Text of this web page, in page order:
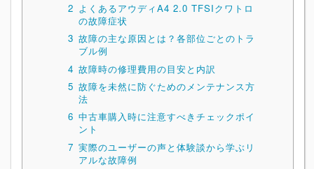
2 よくあるアウディA4 2.0 TFSIクワトロ
の故障症状
3 故障の主な原因とは？各部位ごとのトラ
ブル例
4 故障時の修理費用の目安と内訳
5 故障を未然に防ぐためのメンテナンス方
法
6 中古車購入時に注意すべきチェックポイ
ント
7 実際のユーザーの声と体験談から学ぶリ
アルな故障例